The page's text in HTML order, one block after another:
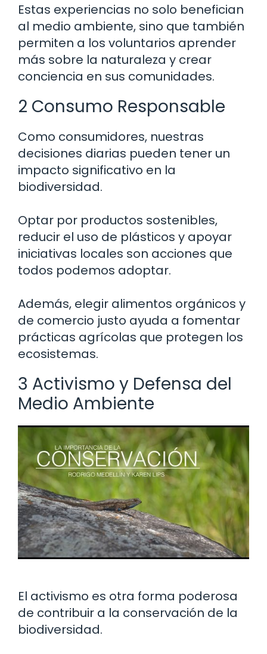
Estas experiencias no solo benefician
al medio ambiente, sino que también
permiten a los voluntarios aprender
más sobre la naturaleza y crear
conciencia en sus comunidades.
2 Consumo Responsable
Como consumidores, nuestras
decisiones diarias pueden tener un
impacto significativo en la
biodiversidad.
Optar por productos sostenibles,
reducir el uso de plásticos y apoyar
iniciativas locales son acciones que
todos podemos adoptar.
Además, elegir alimentos orgánicos y
de comercio justo ayuda a fomentar
prácticas agrícolas que protegen los
ecosistemas.
3 Activismo y Defensa del
Medio Ambiente
El activismo es otra forma poderosa
de contribuir a la conservación de la
biodiversidad.